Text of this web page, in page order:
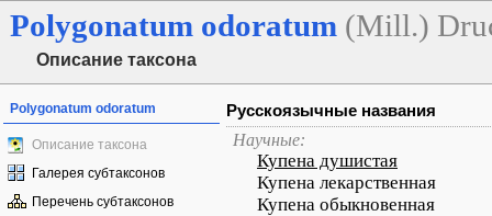
Polygonatum odoratum (Mill.)
Описание таксона
Polygonatum odoratum
Описание таксона
Галерея субтаксонов
Перечень субтаксонов
Русскоязычные названия
Научные:
Купена душистая
Купена лекарственная
Купена обыкновенная